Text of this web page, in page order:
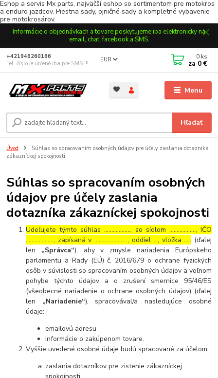
Eshop a servis Mx parts, najväčší eshop so sortimentom pre motokros
a enduro jazdcov. Piestna sady, ojničné sady a kompletné vybavenie
pre motokrosárov.
Informácie o objednávkach a tovare poskytujeme iba elektronicky na
email, chat, facebook a SMS.
Menu
EUR
Hľadať
+421948260186
Tel. číslo je určené iba pre SMS !!!
0 ks
za 0 €
Úvod
Súhlas so spracovaním osobných údajov pre účely zaslania dotazníka
zákazníckej spokojnosti
Súhlas so spracovaním osobných
údajov pre účely zaslania
dotazníka zákazníckej spokojnosti
Udeľujete týmto súhlas ……………..., so sídlom ………………, IČO
………………., zapísaná v ………………… , oddiel …, vložka ….. (ďalej
len „Správca“), aby v zmysle nariadenia Európskeho
parlamentu a Rady (EÚ) č. 2016/679 o ochrane fyzických
osôb v súvislosti so spracovaním osobných údajov a voľnom
pohybe týchto údajov a o zrušení smernice 95/46/ES
(všeobecné nariadenie o ochrane osobných údajov) (ďalej
len „Nariadenie“), spracovával/a nasledujúce osobné
údaje:
emailovú adresu
informácie o zakúpenom tovare.
Vyššie uvedené osobné údaje budú spracované za účelom:
zaslania dotazníkov pre zistenie zákazníckej